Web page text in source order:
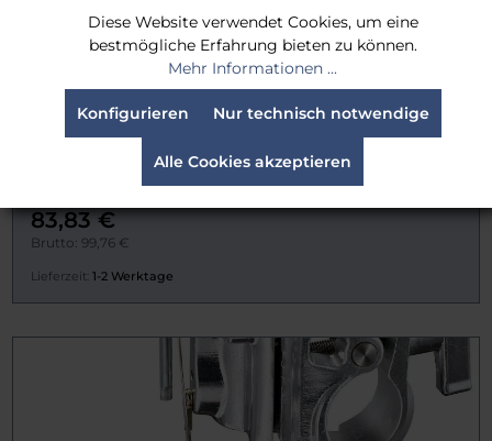
Cardellini Clamp 2C Center Jaw
83,83 €
Brutto: 99,76 €
Lieferzeit: 1-2 Werktage
Diese Website verwendet Cookies, um eine
bestmögliche Erfahrung bieten zu können.
Mehr Informationen ...
Nur technisch notwendige
Konfigurieren
Alle Cookies akzeptieren